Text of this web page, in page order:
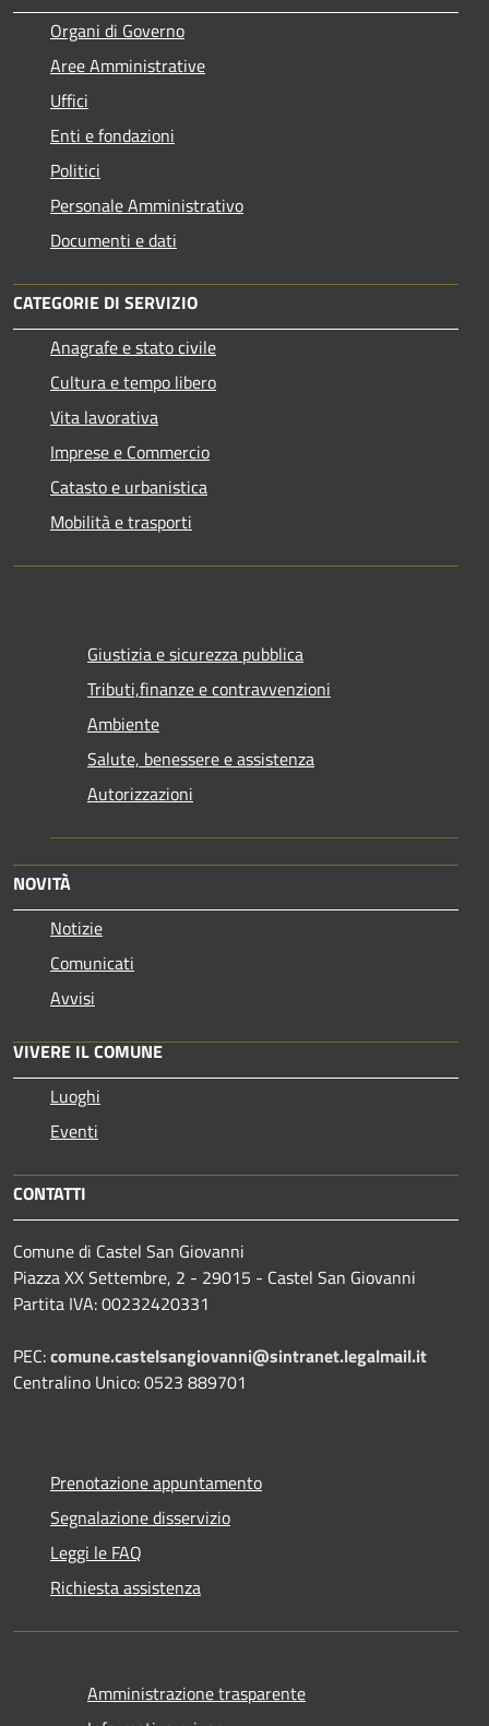
Organi di Governo
Aree Amministrative
Uffici
Enti e fondazioni
Politici
Personale Amministrativo
Documenti e dati
CATEGORIE DI SERVIZIO
Anagrafe e stato civile
Cultura e tempo libero
Vita lavorativa
Imprese e Commercio
Catasto e urbanistica
Mobilità e trasporti
Giustizia e sicurezza pubblica
Tributi,finanze e contravvenzioni
Ambiente
Salute, benessere e assistenza
Autorizzazioni
NOVITÀ
Notizie
Comunicati
Avvisi
VIVERE IL COMUNE
Luoghi
Eventi
CONTATTI
Comune di Castel San Giovanni
Piazza XX Settembre, 2 - 29015 - Castel San Giovanni
Partita IVA: 00232420331
PEC:comune.castelsangiovanni@sintranet.legalmail.it
Centralino Unico: 0523 889701
Prenotazione appuntamento
Segnalazione disservizio
Leggi le FAQ
Richiesta assistenza
Amministrazione trasparente